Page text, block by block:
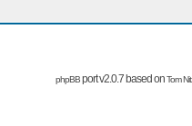
phpBBport v2.0.7 based onTom